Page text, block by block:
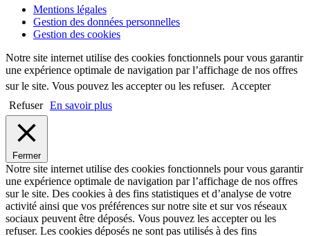
Mentions légales
Gestion des données personnelles
Gestion des cookies
Notre site internet utilise des cookies fonctionnels pour vous garantir
une expérience optimale de navigation par l’affichage de nos offres
sur le site. Vous pouvez les accepter ou les refuser.
Accepter
Refuser En savoir plus
Fermer
Notre site internet utilise des cookies fonctionnels pour vous garantir
une expérience optimale de navigation par l’affichage de nos offres
sur le site. Des cookies à des fins statistiques et d’analyse de votre
activité ainsi que vos préférences sur notre site et sur vos réseaux
sociaux peuvent être déposés. Vous pouvez les accepter ou les
refuser. Les cookies déposés ne sont pas utilisés à des fins